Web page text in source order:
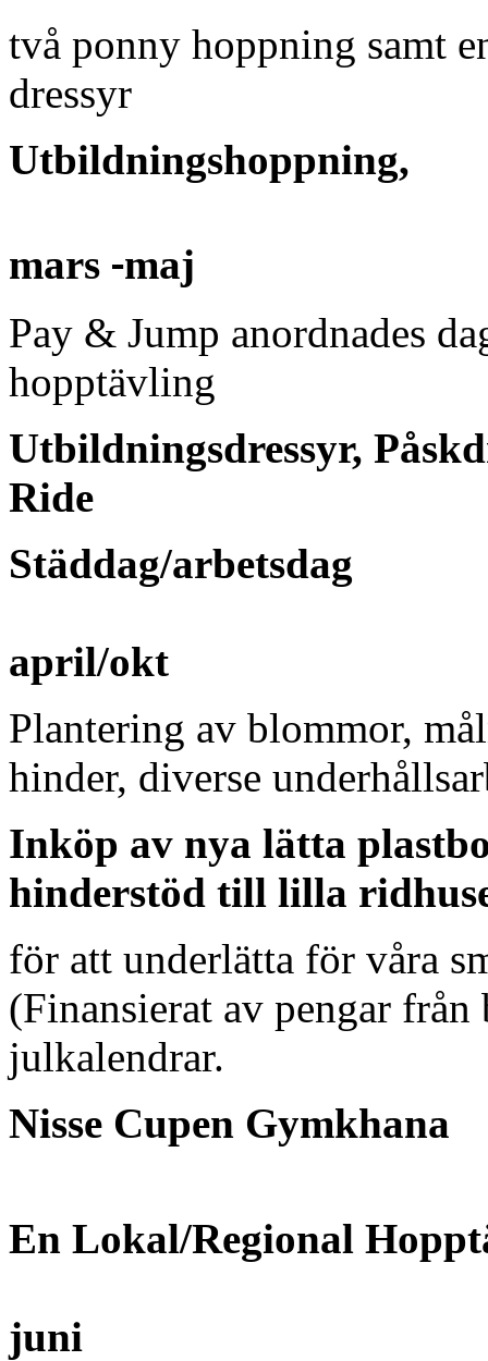
två ponny hoppning samt
dressyr
Utbildningshoppning,
mars ‐maj
Pay & Jump anordnades
hopptävling
Utbildningsdressyr,
Ride
Städdag/arbetsdag
april/okt
Plantering av blommor,
hinder, diverse
Inköp av nya lätta
hinderstöd till lilla
för att underlätta för våra
(Finansierat av pengar
julkalendrar.
Nisse Cupen Gymkhana
En Lokal/Regional
juni